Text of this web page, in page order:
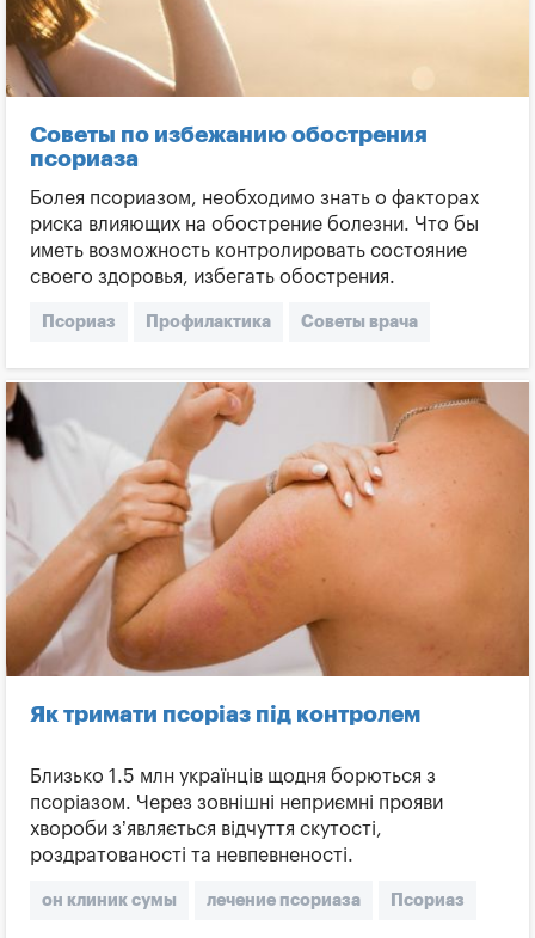
Советы по избежанию обострения
псориаза
Болея псориазом, необходимо знать о факторах
риска влияющих на обострение болезни. Что бы
иметь возможность контролировать состояние
своего здоровья, избегать обострения.
Псориаз Профилактика Советы врача
Як тримати псоріаз під контролем
Близько 1.5 млн українців щодня борються з
псоріазом. Через зовнішні неприємні прояви
хвороби з’являється відчуття скутості,
роздратованості та невпевненості.
он клиник сумы лечение псориаза Псориаз